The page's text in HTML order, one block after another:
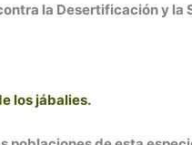
la Desertificación y la
los jábalies.